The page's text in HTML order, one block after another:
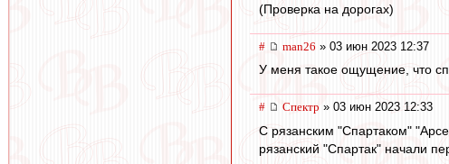
(Проверка на дорогах)
# man26 » 03 июн 2023 12:37
У меня такое ощущение, что
# Спектр » 03 июн 2023 12:33
С рязанским "Спартаком"
рязанский "Спартак" начали